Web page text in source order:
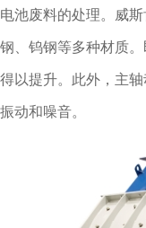
池废料的处理。威
、钨钢等多种材质
以提升。此外，主
动和噪音。